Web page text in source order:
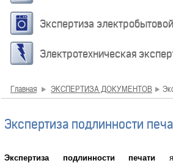
Экспертиза
Электротехническая
Главная ЭКСПЕРТИЗА ДОКУМЕНТОВ
Экспертиза подлинности
Экспертиза подлинности печати